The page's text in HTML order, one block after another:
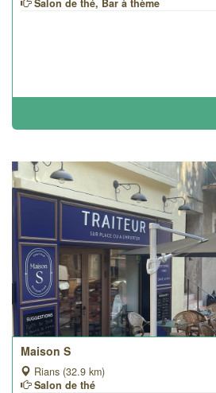
Salon de thé, Bar à thème
Maison S
Rians (32.9 km)
Salon de thé